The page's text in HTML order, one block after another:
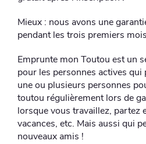
Mieux : nous avons une
pendant les trois premiers
Emprunte mon Toutou est un
pour les personnes actives
une ou plusieurs personnes
toutou régulièrement lors de
lorsque vous travaillez, partez
vacances, etc. Mais aussi qui
nouveaux amis !